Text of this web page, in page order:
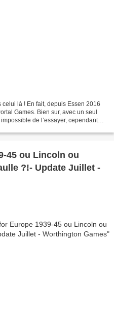
là ! En fait, depuis Essen 2016
Games. Bien sur, avec un seul
de l’essayer, cependant
45 ou Lincoln ou
?!- Update Juillet -